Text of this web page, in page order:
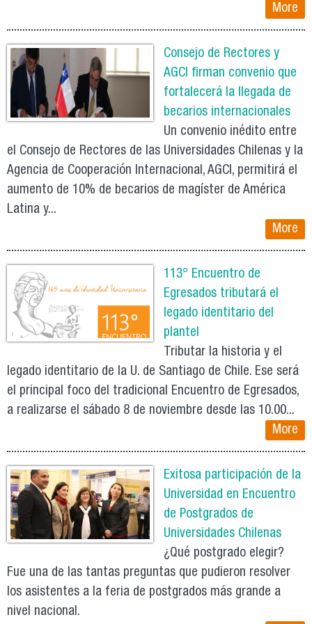
More
Consejo de Rectores y
AGCI firman convenio que
fortalecerá la llegada de
becarios internacionales
Un convenio inédito entre
el Consejo de Rectores de las Universidades Chilenas y la
Agencia de Cooperación Internacional, AGCI, permitirá el
aumento de 10% de becarios de magíster de América
Latina y...
More
113° Encuentro de
Egresados tributará el
legado identitario del
plantel
Tributar la historia y el
legado identitario de la U. de Santiago de Chile. Ese será
el principal foco del tradicional Encuentro de Egresados,
a realizarse el sábado 8 de noviembre desde las 10.00...
More
Exitosa participación de la
Universidad en Encuentro
de Postgrados de
Universidades Chilenas
¿Qué postgrado elegir?
Fue una de las tantas preguntas que pudieron resolver
los asistentes a la feria de postgrados más grande a
nivel nacional.